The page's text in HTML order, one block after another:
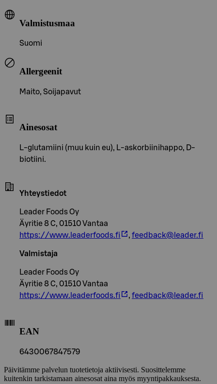
Valmistusmaa
Suomi
Allergeenit
Maito, Soijapavut
Ainesosat
L-glutamiini (muu kuin eu), L-askorbiinihappo, D-
biotiini.
Yhteystiedot
Leader Foods Oy
Äyritie 8 C, 01510 Vantaa
https://www.leaderfoods.fi
, feedback@leader.fi
Valmistaja
Leader Foods Oy
Äyritie 8 C, 01510 Vantaa
https://www.leaderfoods.fi
, feedback@leader.fi
EAN
6430067847579
Päivitämme palvelun tuotetietoja aktiivisesti. Suosittelemme
kuitenkin tarkistamaan ainesosat aina myös myyntipakkauksesta.